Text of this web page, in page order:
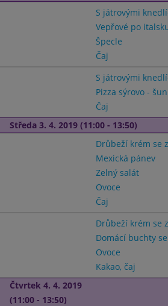
S játrovými
Vepřové po
Špecle
Čaj
S játrovými
Pizza sýrovo -
Čaj
Středa 3. 4. 2019 (11:00 - 13:50)
Drůbeží krém se
Mexická pánev
Zelný salát
Ovoce
Čaj
Drůbeží krém se
Domácí buchty
Ovoce
Kakao, čaj
Čtvrtek 4. 4. 2019
(11:00 - 13:50)